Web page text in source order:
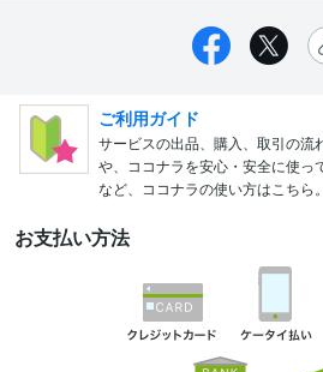
ご利用ガイド
サービスの出品、購入、取引の流
や、ココナラを安心・安全に使っ
など、ココナラの使い方はこちら。
お支払い方法